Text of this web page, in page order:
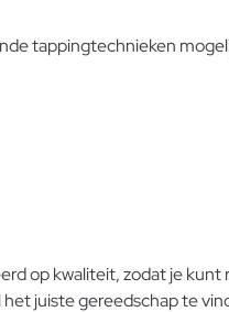
tappingtechnieken
op kwaliteit, zodat je kunt
juiste gereedschap te